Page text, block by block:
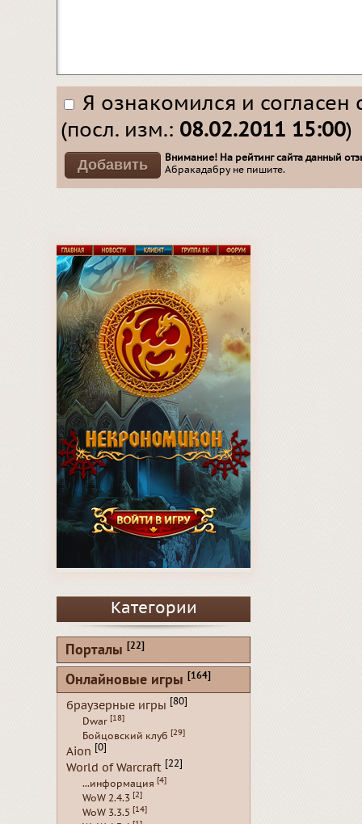
Я ознакомился и согласен
(посл. изм.: 08.02.2011 15:00)
Внимание! На рейтинг сайта данный
Абракадабру не пишите.
Категории
Порталы [22]
Онлайновые игры [164]
браузерные игры [80]
Dwar [18]
Бойцовский клуб [29]
Aion [0]
World of Warcraft [22]
...информация [4]
WoW 2.4.3 [2]
WoW 3.3.5 [14]